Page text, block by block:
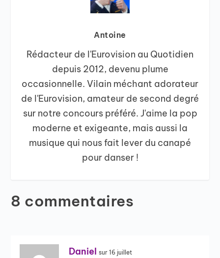
Antoine
Rédacteur de l'Eurovision au Quotidien
depuis 2012, devenu plume
occasionnelle. Vilain méchant adorateur
de l'Eurovision, amateur de second degré
sur notre concours préféré. J'aime la pop
moderne et exigeante, mais aussi la
musique qui nous fait lever du canapé
pour danser !
8 commentaires
Daniel sur 16 juillet